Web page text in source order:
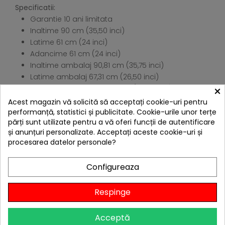
Specificatii:
Garantie 10 ani limitata
Inaltime 90 cm (35,50 inci)
Latime 61 cm (24 inci)
Adancime 61 cm (24 inci)
Inaltime ambalaj 90,81 cm (35,75 inci)
Latime ambalaj 67,31 cm (26,50 inci)
Greutate ambalaj 38,55 kg (85 lb)
4 ALTE PRODUSE IN ACEEASI
CATEGORIE:
×
Acest magazin vă solicită să acceptați cookie-uri pentru
performanță, statistici și publicitate. Cookie-urile unor terțe
părți sunt utilizate pentru a vă oferi funcții de autentificare
și anunțuri personalizate. Acceptați aceste cookie-uri și
procesarea datelor personale?
Configureaza
Respinge
Acceptă